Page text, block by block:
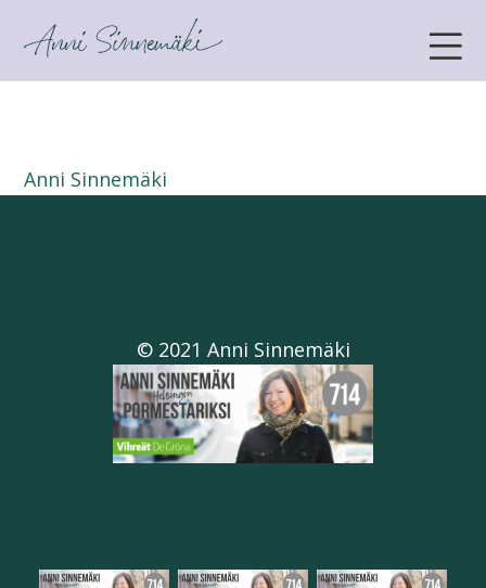
ANNI SINNEMÄKI
Anni Sinnemäki
© 2021 Anni Sinnemäki